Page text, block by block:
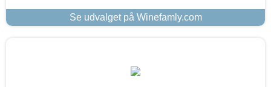
Se udvalget på Winefamly.com